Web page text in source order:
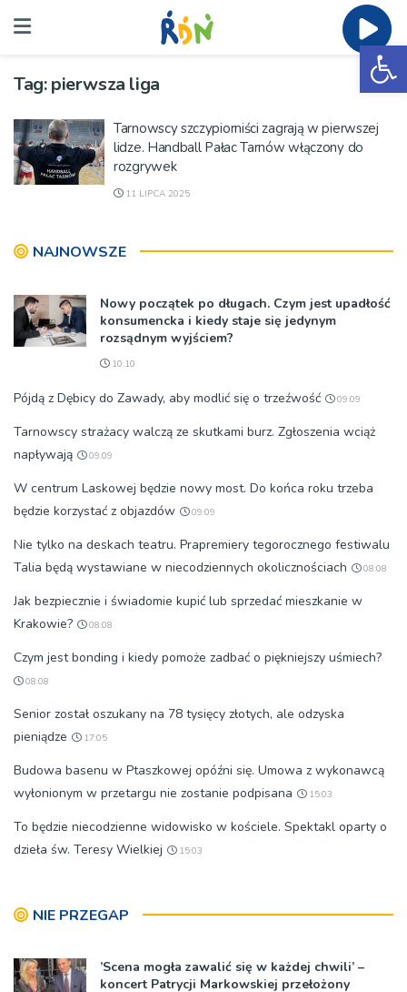
Tag:pierwsza liga
Tarnowscy szczypiorniści zagrają w pierwszej
lidze. Handball Pałac Tarnów włączony do
rozgrywek
11 LIPCA 2025
NAJNOWSZE
Nowy początek po długach. Czym jest upadłość
konsumencka i kiedy staje się jedynym
rozsądnym wyjściem?
10:10
Pójdą z Dębicy do Zawady, aby modlić się o trzeźwość 09:09
Tarnowscy strażacy walczą ze skutkami burz. Zgłoszenia wciąż
napływają
09:09
W centrum Laskowej będzie nowy most. Do końca roku trzeba
będzie korzystać z objazdów
09:09
Nie tylko na deskach teatru. Prapremiery tegorocznego festiwalu
Talia będą wystawiane w niecodziennych okolicznościach
08:08
Jak bezpiecznie i świadomie kupić lub sprzedać mieszkanie w
Krakowie?
08:08
Czym jest bonding i kiedy pomoże zadbać o piękniejszy uśmiech?
08:08
Senior został oszukany na 78 tysięcy złotych, ale odzyska
pieniądze
17:05
Budowa basenu w Ptaszkowej opóźni się. Umowa z wykonawcą
wyłonionym w przetargu nie zostanie podpisana
15:03
To będzie niecodzienne widowisko w kościele. Spektakl oparty o
dzieła św. Teresy Wielkiej
15:03
NIE PRZEGAP
’Scena mogła zawalić się w każdej chwili’ –
koncert Patrycji Markowskiej przełożony